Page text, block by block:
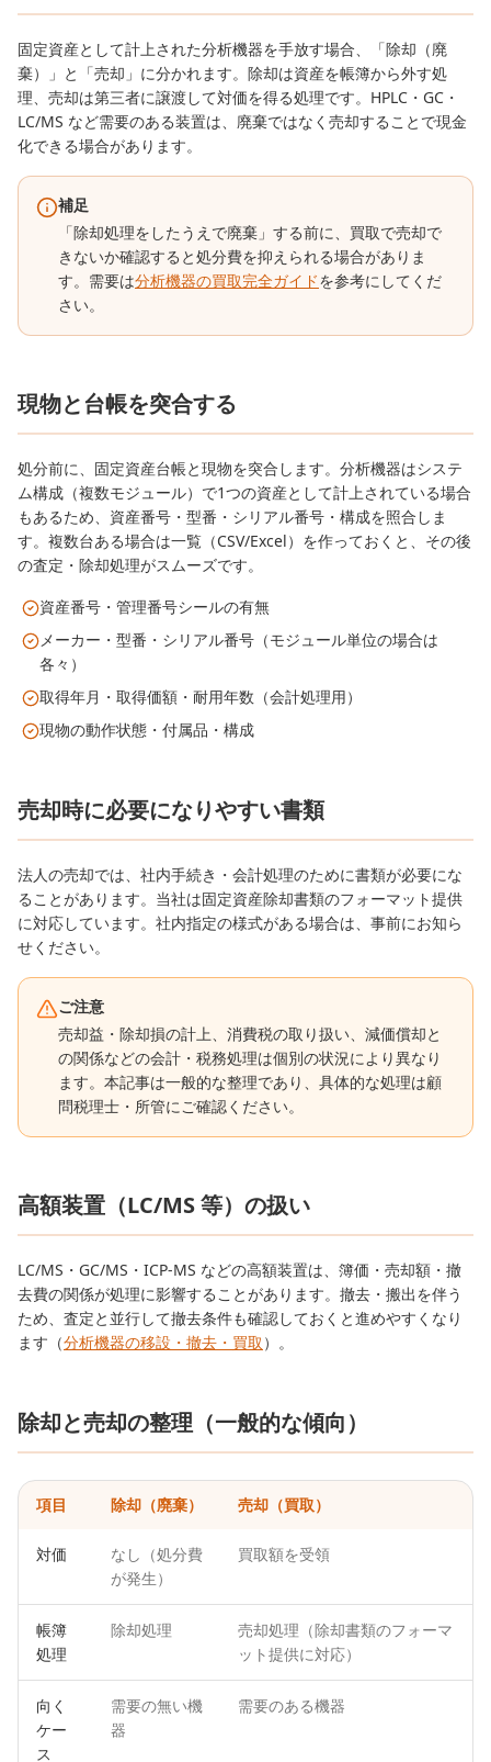
固定資産として計上された分析機器を手放す場合、「除却（廃
棄）」と「売却」に分かれます。除却は資産を帳簿から外す処
理、売却は第三者に譲渡して対価を得る処理です。HPLC・GC・
LC/MS など需要のある装置は、廃棄ではなく売却することで現金
化できる場合があります。
補足
「除却処理をしたうえで廃棄」する前に、買取で売却で
きないか確認すると処分費を抑えられる場合がありま
す。需要は分析機器の買取完全ガイドを参考にしてくだ
さい。
現物と台帳を突合する
処分前に、固定資産台帳と現物を突合します。分析機器はシステ
ム構成（複数モジュール）で1つの資産として計上されている場合
もあるため、資産番号・型番・シリアル番号・構成を照合しま
す。複数台ある場合は一覧（CSV/Excel）を作っておくと、その後
の査定・除却処理がスムーズです。
資産番号・管理番号シールの有無
メーカー・型番・シリアル番号（モジュール単位の場合は
各々）
取得年月・取得価額・耐用年数（会計処理用）
現物の動作状態・付属品・構成
売却時に必要になりやすい書類
法人の売却では、社内手続き・会計処理のために書類が必要にな
ることがあります。当社は固定資産除却書類のフォーマット提供
に対応しています。社内指定の様式がある場合は、事前にお知ら
せください。
ご注意
売却益・除却損の計上、消費税の取り扱い、減価償却と
の関係などの会計・税務処理は個別の状況により異なり
ます。本記事は一般的な整理であり、具体的な処理は顧
問税理士・所管にご確認ください。
高額装置（LC/MS 等）の扱い
LC/MS・GC/MS・ICP-MS などの高額装置は、簿価・売却額・撤
去費の関係が処理に影響することがあります。撤去・搬出を伴う
ため、査定と並行して撤去条件も確認しておくと進めやすくなり
ます（分析機器の移設・撤去・買取 ）。
除却と売却の整理（一般的な傾向）
項目 除却（廃棄） 売却（買取）
対価
なし（処分費
が発生）
買取額を受領
帳簿
処理
除却処理
売却処理（除却書類のフォーマ
ット提供に対応）
向く
ケー
ス
需要の無い機
器
需要のある機器